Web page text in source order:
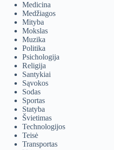
Medicina
Medžiagos
Mityba
Mokslas
Muzika
Politika
Psichologija
Religija
Santykiai
Sąvokos
Sodas
Sportas
Statyba
Švietimas
Technologijos
Teisė
Transportas